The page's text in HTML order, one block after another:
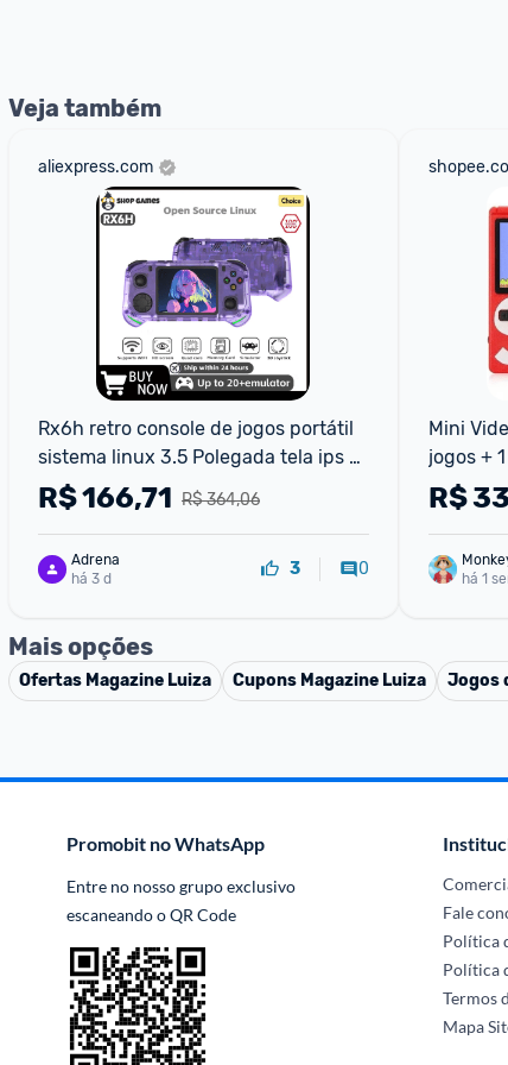
Veja também
aliexpress.com
Rx6h retro console de jogos portátil
sistema linux 3.5 Polegada tela ips
portátil bolso player vídeo 64gb
128gb jogos
R$ 364,06
R$166,71
Adrena
há 3 d
3 0
Mini
jogos +
Console
R$
há 1
Mais opções
Ofertas Magazine Luiza Cupons Magazine Luiza Jogos
Promobit no WhatsApp
Entre no nosso grupo exclusivo
escaneando o QR Code
Fale
Política
Política
Termos
Mapa